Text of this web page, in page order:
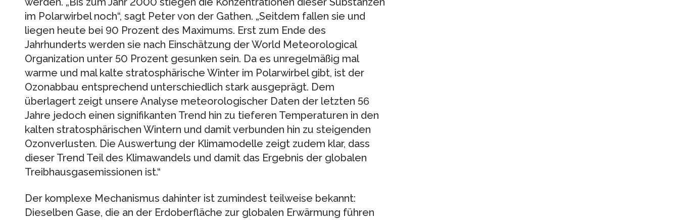
im Polarwirbel noch“, sagt Peter von der Gathen. „Seitdem fallen sie und
liegen heute bei 90 Prozent des Maximums. Erst zum Ende des
Jahrhunderts werden sie nach Einschätzung der World Meteorological
Organization unter 50 Prozent gesunken sein. Da es unregelmäßig mal
warme und mal kalte stratosphärische Winter im Polarwirbel gibt, ist der
Ozonabbau entsprechend unterschiedlich stark ausgeprägt. Dem
überlagert zeigt unsere Analyse meteorologischer Daten der letzten 56
Jahre jedoch einen signifikanten Trend hin zu tieferen Temperaturen in den
kalten stratosphärischen Wintern und damit verbunden hin zu steigenden
Ozonverlusten. Die Auswertung der Klimamodelle zeigt zudem klar, dass
dieser Trend Teil des Klimawandels und damit das Ergebnis der globalen
Treibhausgasemissionen ist.“
Der komplexe Mechanismus dahinter ist zumindest teilweise bekannt:
Dieselben Gase, die an der Erdoberfläche zur globalen Erwärmung führen